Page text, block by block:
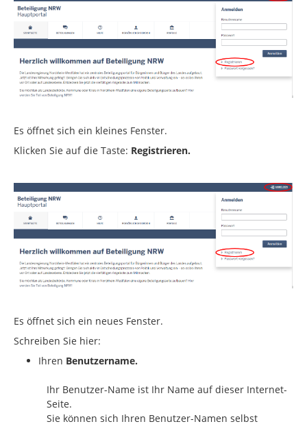
Es öffnet sich ein kleines Fenster.
Klicken Sie auf die Taste: Registrieren.
Es öffnet sich ein neues Fenster.
Schreiben Sie hier:
Ihren Benutzername.
Ihr Benutzer-Name ist Ihr Name auf dieser Internet-
Seite.
Sie können sich Ihren Benutzer-Namen selbst